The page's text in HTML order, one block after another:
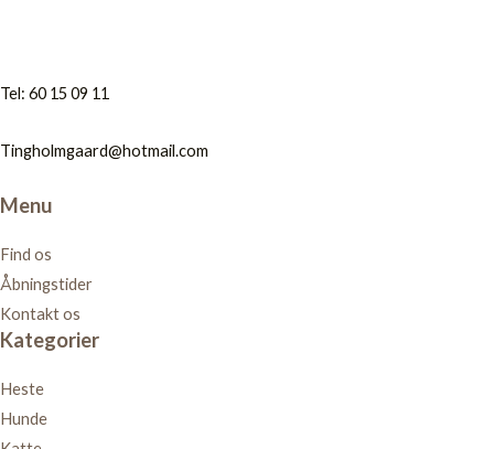
Tel: 60 15 09 11
Tingholmgaard@hotmail.com
Menu
Find os
Åbningstider
Kontakt os
Kategorier
Heste
Hunde